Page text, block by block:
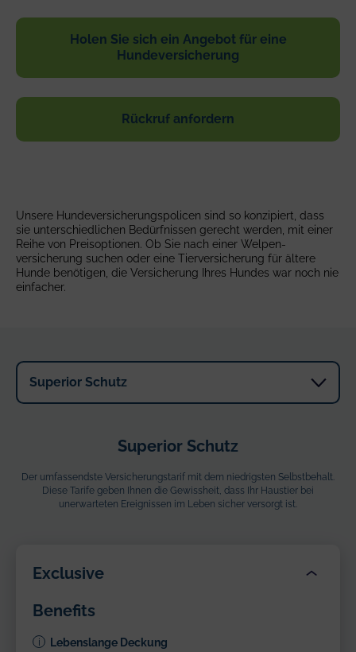
Holen Sie sich ein Angebot für eine
Hundeversicherung
Rückruf anfordern
Unsere Hunde­versicherungs­policen sind so konzipiert, dass
sie unterschiedlichen Bedürfnissen gerecht werden, mit einer
Reihe von Preisoptionen. Ob Sie nach einer Welpen­
versicherung suchen oder eine Tier­versicherung für ältere
Hunde benötigen, die Versicherung Ihres Hundes war noch nie
einfacher.
Superior Schutz
Der umfassendste Versicherungstarif mit dem niedrigsten Selbstbehalt.
Diese Tarife geben Ihnen die Gewissheit, dass Ihr Haustier bei
unerwarteten Ereignissen im Leben sicher versorgt ist.
Exclusive
Benefits
Lebenslange Deckung